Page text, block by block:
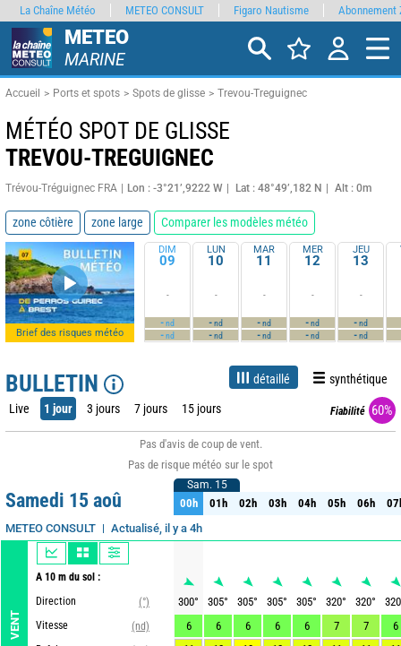
METEO
MARINE
Accueil Ports et spots Spots de glisse Trevou-Treguignec
MÉTÉO SPOT DE GLISSE
TREVOU-TREGUIGNEC
Trévou-Tréguignec FRA Lon : -3°21’,9222 W Lat : 48°49’,182 N Alt : 0m
zone côtière zone large Comparer les modèles météo
Brief des risques météo
DIM
09
-
-nd
-nd
LUN
10
-
-nd
-nd
MAR
11
-
-nd
-nd
MER
12
-
-nd
-nd
JEU
13
-
-nd
-nd
BULLETIN détaillé synthétique
Live 1 jour 3 jours 7 jours 15 jours Fiabilité 60%
Pas d'avis de coup de vent.
Pas de risque météo sur le spot
Samedi 15 aoû
METEO CONSULT Actualisé, il y a 4h
VENT
A 10 m du sol :
Direction
(°)
Vitesse
(nd)
Sam. 15
00h 01h 02h 03h 04h 05h 06h
Sam. 15
00h 01h 02h 03h 04h 05h 06h
300° 305° 305° 305° 305° 320° 320°
320
6
6 6 6 6 7 7
6
La Chaîne Météo METEO CONSULT Figaro Nautisme Abonnement